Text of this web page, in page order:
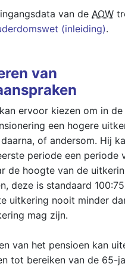
van de AOW
(inleiding).
van
ervoor kiezen om in
een hogere
of andersom. Hij
periode een periode
de hoogte van de
deze is standaard
uitkering nooit minder
mag zijn.
van het pensioen kan
tot bereiken van de 65-